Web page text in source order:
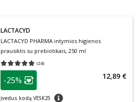
LACTACYD
LACTACYD PHARMA intymios higienos
prausiklis su prebiotikais, 250 ml
(24)
Vidutinis įvertinimas 5.00
patarimas
Lojalumo klubo narių nuolaida
-25%
Įvedus kodą VESK25 patarimas
12,89 €